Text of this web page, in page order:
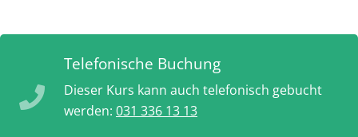
Telefonische Buchung
Dieser Kurs kann auch telefonisch gebucht
werden: 031 336 13 13